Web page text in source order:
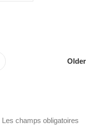
Older
Les champs obligatoires